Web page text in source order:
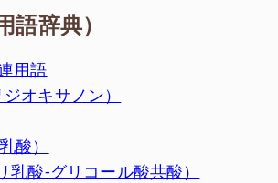
語辞典）
用語
オキサノン）
酸）
乳酸-グリコール酸共酸）